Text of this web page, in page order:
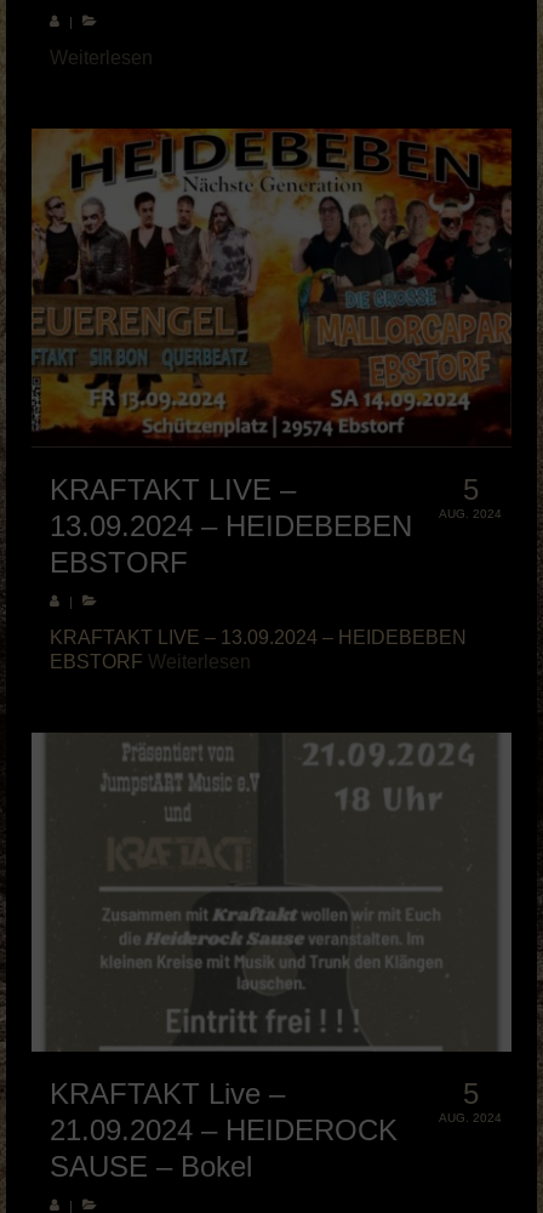
|
Weiterlesen
5
AUG. 2024
KRAFTAKT LIVE –
13.09.2024 – HEIDEBEBEN
EBSTORF
|
KRAFTAKT LIVE – 13.09.2024 – HEIDEBEBEN
EBSTORF Weiterlesen
5
AUG. 2024
KRAFTAKT Live –
21.09.2024 – HEIDEROCK
SAUSE – Bokel
|